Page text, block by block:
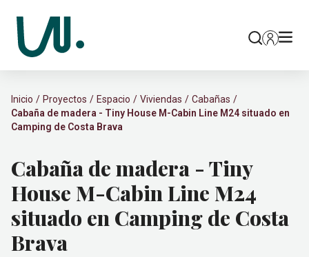
Inicio Proyectos Espacio Viviendas
Cabañas
Cabaña de madera - Tiny House M-Cabin Line M24 situado en
Camping de Costa Brava
Cabaña de madera - Tiny
House M-Cabin Line M24
situado en Camping de Costa
Brava